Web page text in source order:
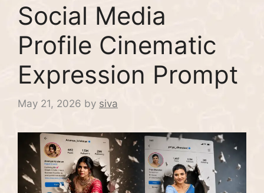
Social Media
Profile Cinematic
Expression Prompt
May 21, 2026 by siva